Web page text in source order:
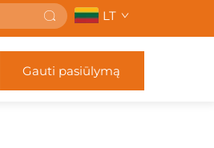
LT
Gauti pasiūlymą